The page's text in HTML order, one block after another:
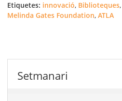
Etiquetes: innovació, Biblioteques,
Melinda Gates Foundation, ATLA
Setmanari